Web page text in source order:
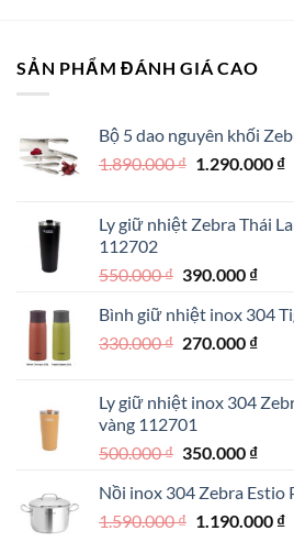
SẢN PHẨM ĐÁNH GIÁ CAO
Bộ 5 dao nguyên khối
1.890.000₫ Giá
1.890.000 ₫.
1.290.000 ₫
Ly giữ nhiệt Zebra Thái
112702
550.000₫ Giá
là:
550.000 ₫.
390.000 ₫Giá
tại
là:
Bình giữ nhiệt inox 304
330.000₫ Giá
330.000 ₫.
270.000 ₫Giá
là:
Ly giữ nhiệt inox 304
vàng 112701
500.000₫ Giá
là:
500.000 ₫.
350.000 ₫Giá
tại
là:
Nồi inox 304 Zebra Estio
1.590.000₫ Giá
1.190.000 ₫